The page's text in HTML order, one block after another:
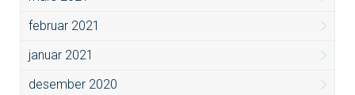
februar 2021
januar 2021
desember 2020